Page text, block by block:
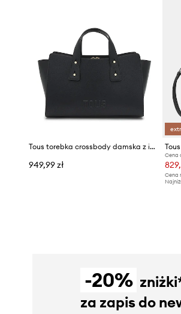
Tous torebka crossbody damska z imitacji skóry
949,99 zł
Cena
Cena
-20%
za zapis do